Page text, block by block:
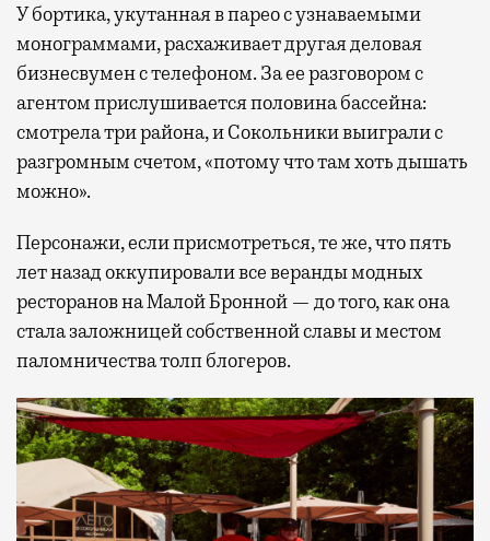
У бортика, укутанная в парео с узнаваемыми
монограммами, расхаживает другая деловая
бизнесвумен с телефоном. За ее разговором с
агентом прислушивается половина бассейна:
смотрела три района, и Сокольники выиграли с
разгромным счетом, «потому что там хоть дышать
можно».
Персонажи, если присмотреться, те же, что пять
лет назад оккупировали все веранды модных
ресторанов на Малой Бронной — до того, как она
стала заложницей собственной славы и местом
паломничества толп блогеров.